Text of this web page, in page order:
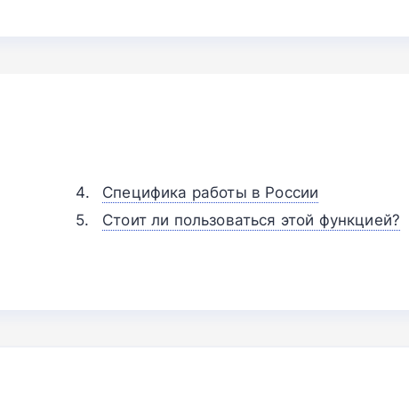
Специфика работы в России
Стоит ли пользоваться этой функцией?